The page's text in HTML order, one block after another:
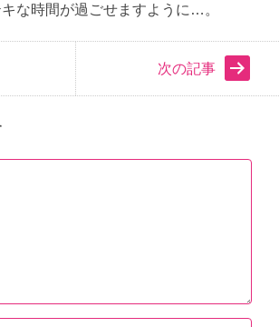
な時間が過ごせますように…。
次の記事